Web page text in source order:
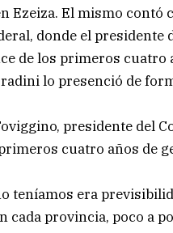
Ezeiza. El mismo contó
donde el presidente
de los primeros cuatro
lo presenció de
presidente del
cuatro años de
teníamos era
provincia, poco a